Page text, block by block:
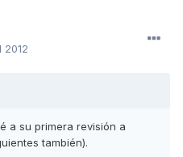
2012
a su primera revisión a
también).